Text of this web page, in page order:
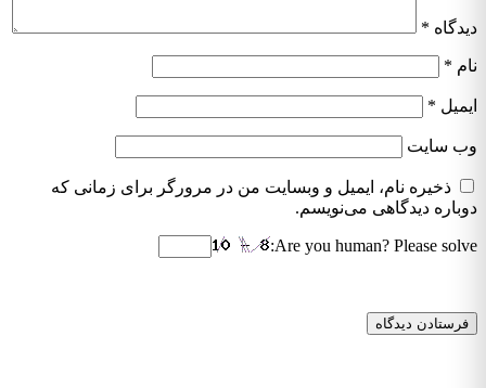
*
*
*
سایت
ذخیره نام، ایمیل و وبسایت من در مرورگر برای زمانی که
دیدگاهی می‌نویسم.
Are you human? Please